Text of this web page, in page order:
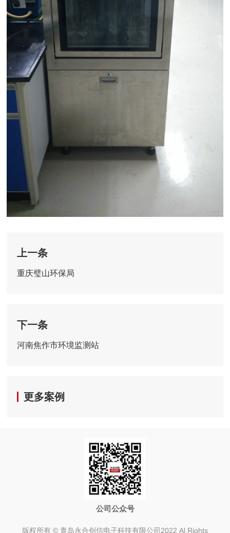
上一条
重庆璧山环保局
下一条
河南焦作市环境监测站
更多案例
公司公众号
版权所有 © 青岛永合创信电子科技有限公司2022 Al Rights